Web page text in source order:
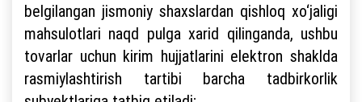
belgilangan jismoniy shaxslardan qishloq xo‘jaligi
mahsulotlari naqd pulga xarid qilinganda, ushbu
tovarlar uchun kirim hujjatlarini elektron shaklda
rasmiylashtirish tartibi barcha tadbirkorlik